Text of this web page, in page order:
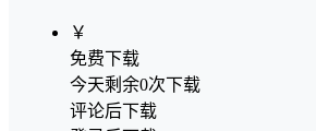
￥
免费下载
今天剩余0次下载
评论后下载